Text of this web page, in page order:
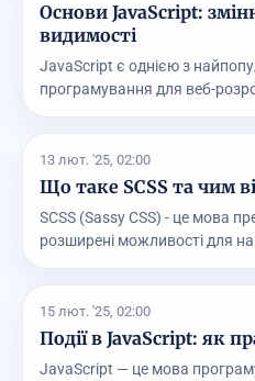
Основи JavaScript:
видимості
JavaScript є однією з
програмування для веб-
13 лют. '25, 02:00
Що таке SCSS та чим
SCSS (Sassy CSS) - це мова
розширені можливості для
15 лют. '25, 02:00
Події в JavaScript: як
JavaScript — це мова